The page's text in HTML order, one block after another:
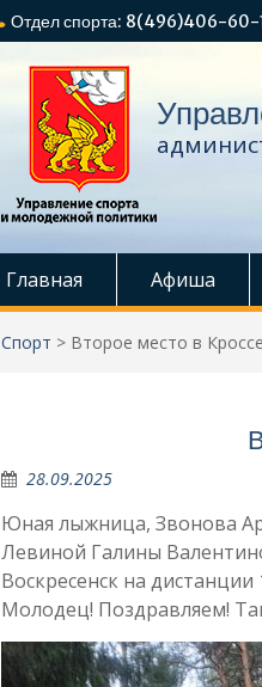
Отдел спорта: 8(496)406-
Главная Афиша
Спорт > Второе место в
28.09.2025
Юная лыжница, Звонова
Левиной Галины
Воскресенск на дистанции
Молодец! Поздравляем!